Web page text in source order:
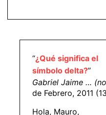
“¿Qué significa el
símbolo delta?”
Gabriel Jaime …
de Febrero, 2011
Hola, Mauro,